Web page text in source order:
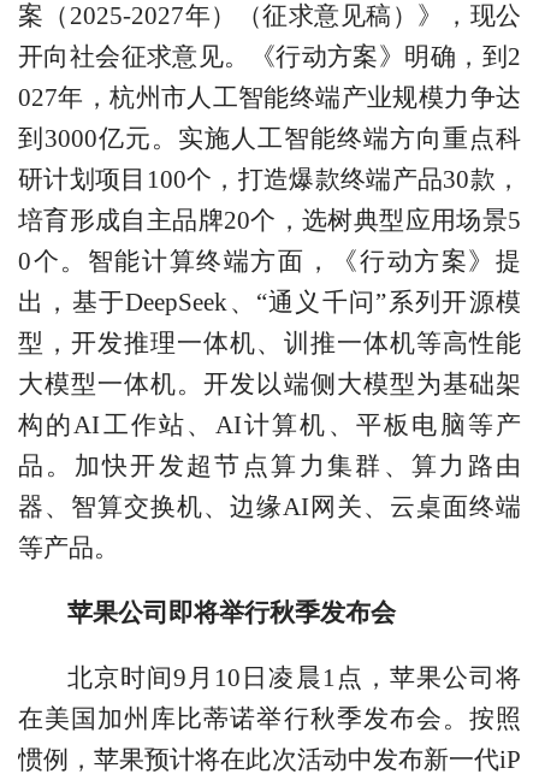
案（2025-2027年）（征求意见稿）》，现公
开向社会征求意见。《行动方案》明确，到2
027年，杭州市人工智能终端产业规模力争达
到3000亿元。实施人工智能终端方向重点科
研计划项目100个，打造爆款终端产品30款，
培育形成自主品牌20个，选树典型应用场景5
0个。智能计算终端方面，《行动方案》提
出，基于DeepSeek、“通义千问”系列开源模
型，开发推理一体机、训推一体机等高性能
大模型一体机。开发以端侧大模型为基础架
构的AI工作站、AI计算机、平板电脑等产
品。加快开发超节点算力集群、算力路由
器、智算交换机、边缘AI网关、云桌面终端
等产品。
苹果公司即将举行秋季发布会
北京时间9月10日凌晨1点，苹果公司将
在美国加州库比蒂诺举行秋季发布会。按照
惯例，苹果预计将在此次活动中发布新一代iP